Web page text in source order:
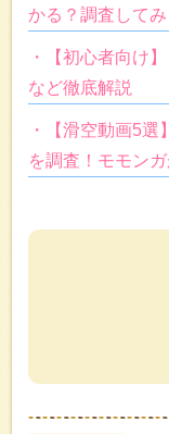
かる？調査してみ
・【初心者向け
など徹底解説
・【滑空動画5
を調査！モモン